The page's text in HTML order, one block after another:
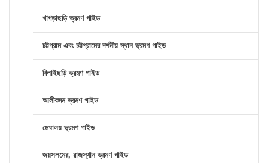
খাগড়াছড়ি ভ্রমণ গাইড
চট্টগ্রাম এবং চট্টগ্রামের দর্শনীয় স্থান ভ্রমণ গাইড
বিলাইছড়ি ভ্রমণ গাইড
আলীকদম ভ্রমণ গাইড
মেঘালয় ভ্রমণ গাইড
জয়সলমের, রাজস্থান ভ্রমণ গাইড